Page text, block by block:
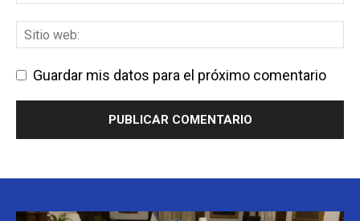
Guardar mis datos para el próximo comentario